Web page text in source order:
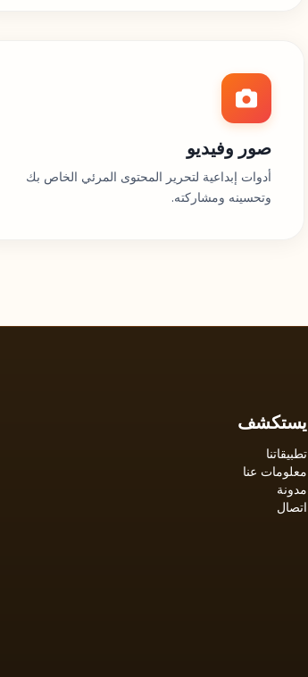
صور وفيديو
أدوات إبداعية لتحرير المحتوى المرئي الخاص بك
وتحسينه ومشاركته.
يستكشف
تطبيقاتنا
معلومات عنا
مدونة
اتصال